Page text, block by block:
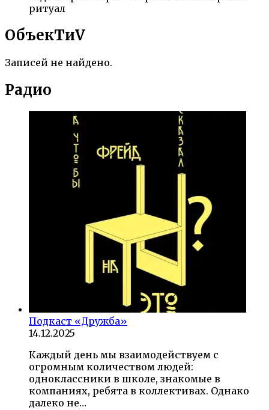
ритуал
ОбъекTиV
Записей не найдено.
Радио
Подкаст «Дружба»
14.12.2025
Каждый день мы взаимодействуем с
огромным количеством людей:
одноклассники в школе, знакомые в
компаниях, ребята в коллективах. Однако
далеко не…